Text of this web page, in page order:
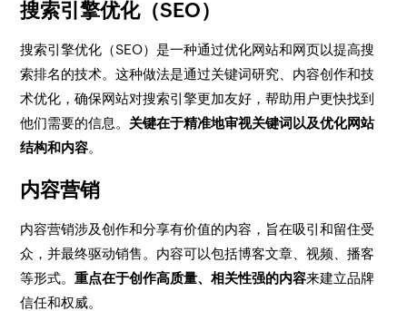
搜索引擎优化（SEO）
搜索引擎优化（SEO）是一种通过优化网站和网页以提高搜
索排名的技术。这种做法是通过关键词研究、内容创作和技
术优化，确保网站对搜索引擎更加友好，帮助用户更快找到
他们需要的信息。 关键在于精准地审视关键词以及优化网站
结构和内容。
内容营销
内容营销涉及创作和分享有价值的内容，旨在吸引和留住受
众，并最终驱动销售。内容可以包括博客文章、视频、播客
等形式。重点在于创作高质量、相关性强的内容来建立品牌
信任和权威。